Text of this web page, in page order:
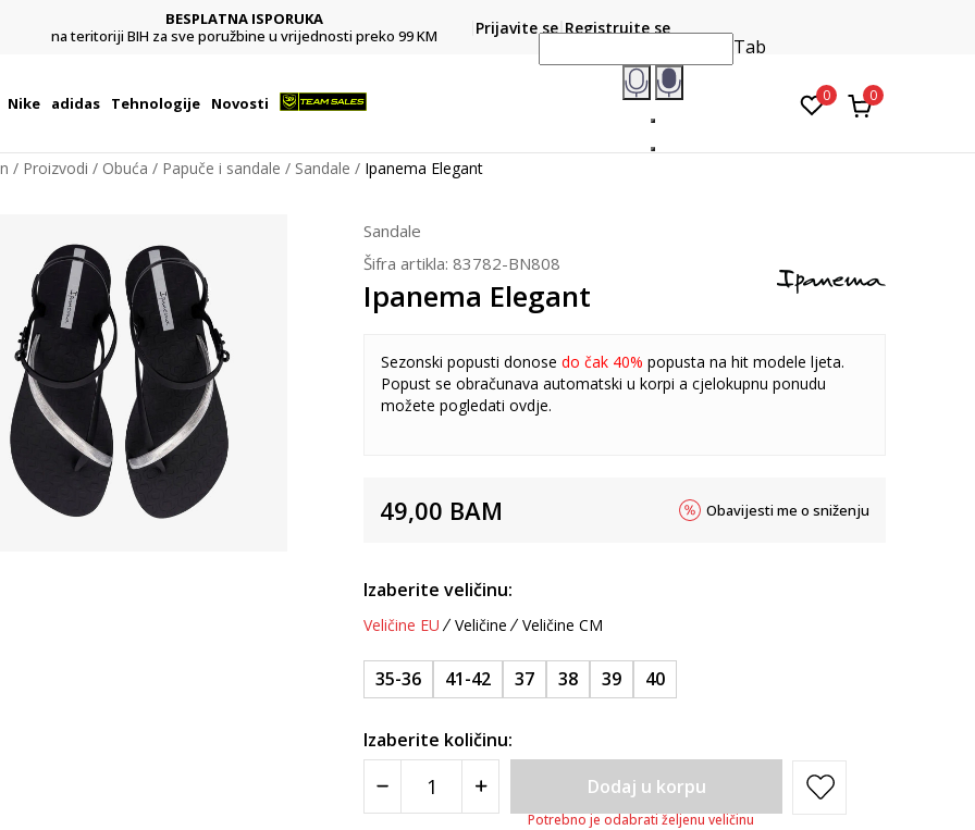
BESPLATNA ISPORUKA
na teritoriji BIH za sve poružbine u vrijednosti preko 99 KM
Platite karticom online i preuzmite u prodavnici po vašem
Prijavite se Registrujte se
Nike adidas Tehnologije Novosti
Tab
0 0
Proizvodi Obuća Papuče i sandale Sandale Ipanema Elegant
Sandale
Šifra artikla: 83782-BN808
Ipanema Elegant
Sezonski popusti donose do čak 40% popusta na hit modele ljeta.
Popust se obračunava automatski u korpi a cjelokupnu ponudu
možete pogledati ovdje.
49,00 BAM Obavijesti me o sniženju
Izaberite veličinu:
Veličine EU Veličine Veličine CM
35-36 41-42 37 38 39 40
Izaberite količinu:
Dodaj u korpu
Potrebno je odabrati željenu veličinu